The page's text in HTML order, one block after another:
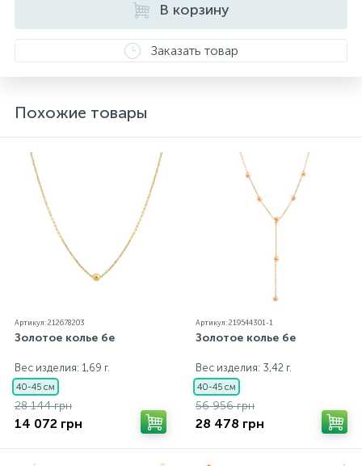
В корзину
Заказать товар
Похожие товары
Артикул: 212678203
Золотое колье бе
Вес изделия: 1,69 г.
40-45 см
28 144 грн
14 072 грн
Артикул: 219544301-1
Золотое колье бе
Вес изделия: 3,42 г.
40-45 см
56 956 грн
28 478 грн